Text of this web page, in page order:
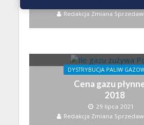
Redakcja Zmiana
DYSTRYBUCJA PALIW
Cena gazu
2018
29 lipca 2021
Redakcja Zmiana